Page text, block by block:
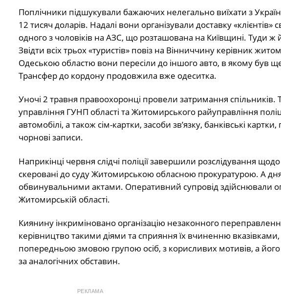
Поплічники підшукували бажаючих нелегально виїхати з
12 тисяч доларів. Надалі вони організували доставку
одного з чоловіків на АЗС, що розташована на Київщині. Туди ж
Звідти всіх трьох «туристів» повіз на Вінниччину керівник
Одеською областю вони пересіли до іншого авто, в якому був
Трансфер до кордону продовжила вже одеситка.
Уночі 2 травня правоохоронці провели затримання спільників.
управління ГУНП області та Житомирського райуправління
автомобілі, а також сім-картки, засоби зв’язку, банківські
чорнові записи.
Наприкінці червня слідчі поліції завершили розслідування
скеровані до суду Житомирською обласною прокуратурою. А
обвинувальними актами. Оперативний супровід здійснювали
Житомирській області.
Киянину інкриміновано організацію незаконного
керівництво такими діями та сприяння їх вчиненню
попередньою змовою групою осіб, з корисливих мотивів, а
за аналогічних обставин.
РЕКЛАМА